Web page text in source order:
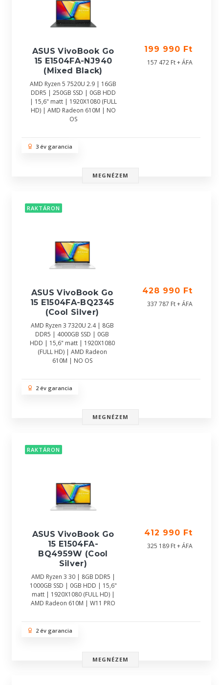
ASUS VivoBook Go
15 E1504FA-NJ940
(Mixed Black)
AMD Ryzen 5 7520U 2.9 | 16GB
DDR5 | 250GB SSD | 0GB HDD
| 15,6" matt | 1920X1080 (FULL
HD) | AMD Radeon 610M | NO
OS
199 990 Ft
157 472 Ft + ÁFA
3 év garancia
MEGNÉZEM
RAKTÁRON
ASUS VivoBook Go
15 E1504FA-BQ2345
(Cool Silver)
AMD Ryzen 3 7320U 2.4 | 8GB
DDR5 | 4000GB SSD | 0GB
HDD | 15,6" matt | 1920X1080
(FULL HD) | AMD Radeon
610M | NO OS
428 990 Ft
337 787 Ft + ÁFA
2 év garancia
MEGNÉZEM
RAKTÁRON
ASUS VivoBook Go
15 E1504FA-
BQ4959W (Cool
Silver)
AMD Ryzen 3 30 | 8GB DDR5 |
1000GB SSD | 0GB HDD | 15,6"
matt | 1920X1080 (FULL HD) |
AMD Radeon 610M | W11 PRO
412 990 Ft
325 189 Ft + ÁFA
2 év garancia
MEGNÉZEM